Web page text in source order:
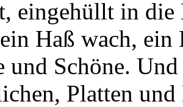
eingehüllt in
Haß wach,
und Schöne.
Platten